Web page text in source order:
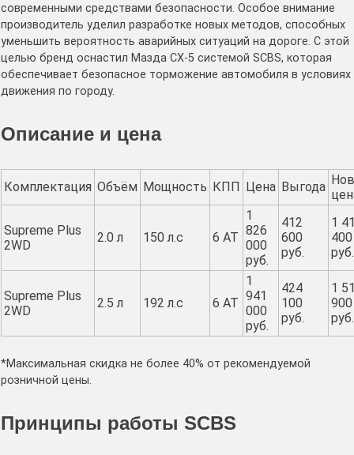
современными средствами безопасности. Особое внимание
производитель уделил разработке новых методов, способных
уменьшить вероятность аварийных ситуаций на дороге. С этой
целью бренд оснастил Мазда СХ-5 системой SCBS, которая
обеспечивает безопасное торможение автомобиля в условиях
движения по городу.
Описание и цена
Комплектация Объём Мощность КПП Цена Выгода
Supreme Plus
2WD
2.0 л 150 л.с 6 AT
1
826
000
руб.
412
600
руб.
1
400
Supreme Plus
2WD
2.5 л 192 л.с 6 AT
1
941
000
руб.
424
100
руб.
1
900
*Максимальная скидка не более 40% от рекомендуемой
розничной цены.
Принципы работы SCBS